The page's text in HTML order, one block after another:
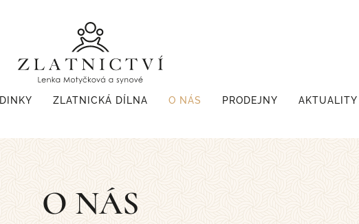
ZLATNICKÁ DÍLNA O NÁS PRODEJNY AKTUALITY
O NÁS